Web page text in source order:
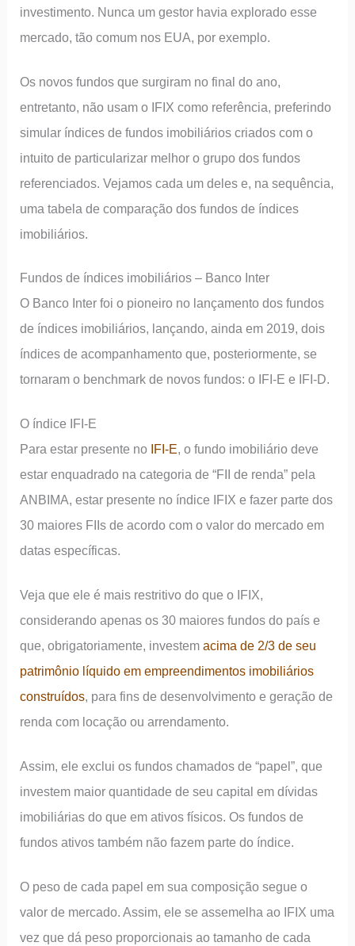
investimento. Nunca um gestor havia explorado esse
mercado, tão comum nos EUA, por exemplo.
Os novos fundos que surgiram no final do ano,
entretanto, não usam o IFIX como referência, preferindo
simular índices de fundos imobiliários criados com o
intuito de particularizar melhor o grupo dos fundos
referenciados. Vejamos cada um deles e, na sequência,
uma tabela de comparação dos fundos de índices
imobiliários.
Fundos de índices imobiliários – Banco Inter
O Banco Inter foi o pioneiro no lançamento dos fundos
de índices imobiliários, lançando, ainda em 2019, dois
índices de acompanhamento que, posteriormente, se
tornaram o benchmark de novos fundos: o IFI-E e IFI-D.
O índice IFI-E
Para estar presente no IFI-E, o fundo imobiliário deve
estar enquadrado na categoria de “FII de renda” pela
ANBIMA, estar presente no índice IFIX e fazer parte dos
30 maiores FIIs de acordo com o valor do mercado em
datas específicas.
Veja que ele é mais restritivo do que o IFIX,
considerando apenas os 30 maiores fundos do país e
que, obrigatoriamente, investemacima de 2/3 de seu
patrimônio líquido em empreendimentos imobiliários
construídos, para fins de desenvolvimento e geração de
renda com locação ou arrendamento.
Assim, ele exclui os fundos chamados de “papel”, que
investem maior quantidade de seu capital em dívidas
imobiliárias do que em ativos físicos. Os fundos de
fundos ativos também não fazem parte do índice.
O peso de cada papel em sua composição segue o
valor de mercado. Assim, ele se assemelha ao IFIX uma
vez que dá peso proporcionais ao tamanho de cada